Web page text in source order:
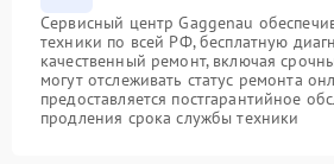
Сервисный центр Gaggenau
техники по всей РФ, бесплатную
качественный ремонт, включая
могут отслеживать статус ремонта
предоставляется постгарантийное
продления срока службы техники